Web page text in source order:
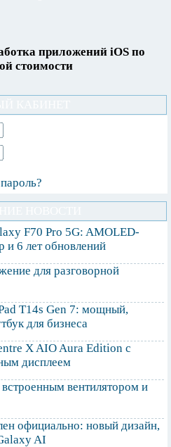
приложений iOS по
стоимости
F70 Pro 5G: AMOLED-
и 6 лет обновлений
для разговорной
T14s Gen 7: мощный,
для бизнеса
X AIO Aura Edition с
дисплеем
вентилятором и
официально: новый дизайн,
AI